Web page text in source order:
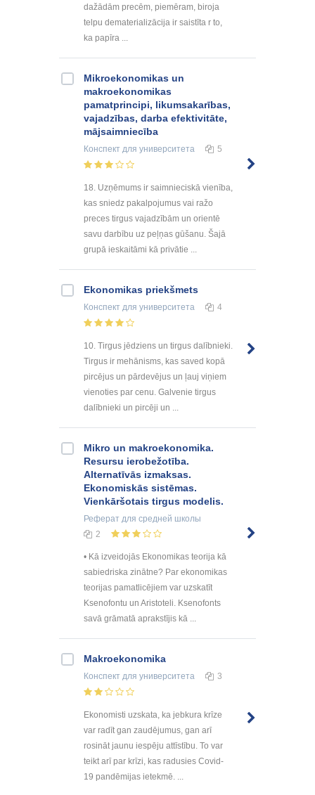
dažādām precēm, piemēram, biroja
telpu dematerializācija ir saistīta r to,
ka papīra ...
Mikroekonomikas un
makroekonomikas
pamatprincipi, likumsakarības,
vajadzības, darba efektivitāte,
mājsaimniecība
Конспект для университета 5
18. Uzņēmums ir saimnieciskā vienība,
kas sniedz pakalpojumus vai ražo
preces tirgus vajadzībām un orientē
savu darbību uz peļņas gūšanu. Šajā
grupā ieskaitāmi kā privātie ...
Ekonomikas priekšmets
Конспект для университета 4
10. Tirgus jēdziens un tirgus dalībnieki.
Tirgus ir mehānisms, kas saved kopā
pircējus un pārdevējus un ļauj viņiem
vienoties par cenu. Galvenie tirgus
dalībnieki un pircēji un ...
Mikro un makroekonomika.
Resursu ierobežotība.
Alternatīvās izmaksas.
Ekonomiskās sistēmas.
Vienkāršotais tirgus modelis.
Реферат для средней школы
2
• Kā izveidojās Ekonomikas teorija kā
sabiedriska zinātne? Par ekonomikas
teorijas pamatlicējiem var uzskatīt
Ksenofontu un Aristoteli. Ksenofonts
savā grāmatā aprakstījis kā ...
Makroekonomika
Конспект для университета 3
Ekonomisti uzskata, ka jebkura krīze
var radīt gan zaudējumus, gan arī
rosināt jaunu iespēju attīstību. To var
teikt arī par krīzi, kas radusies Covid-
19 pandēmijas ietekmē. ...